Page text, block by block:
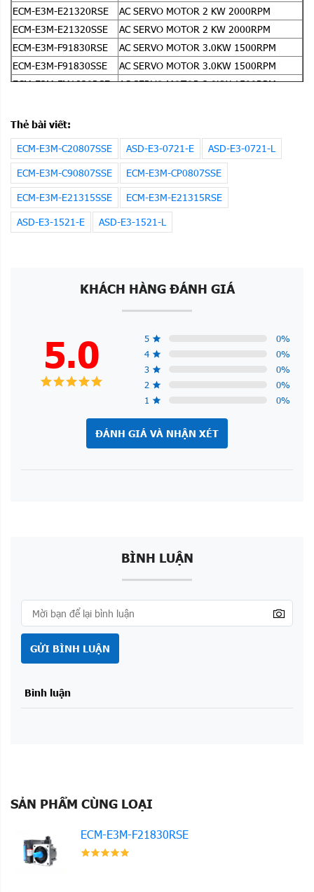
ECM-E3M-E21320RSE
AC SERVO MOTOR 2 KW 2000RPM
ECM-E3M-E21320SSE
AC SERVO MOTOR 2 KW 2000RPM
ECM-E3M-F91830RSE
AC SERVO MOTOR 3.0KW 1500RPM
ECM-E3M-F91830SSE
AC SERVO MOTOR 3.0KW 1500RPM
ECM-E3M-FM1830RSE
AC SERVO MOTOR 3.0KW 1500RPM
ECM-E3M-FP1830RSE
ECM-E3M-FP1830SSE
AC SERVO MOTOR 3.0KW 1500RPM
ECM-E3M-FR1830RSE
AC SERVO MOTOR 3.0KW 1500RPM
ECM-E3M-FR1830SSE
AC SERVO MOTOR 3.0KW 1500RPM
Thẻ bài viết:
ECM-E3M-C20807SSE ASD-E3-0721-E
ASD-E3-0721-L
ECM-E3M-C90807SSE
ECM-E3M-CP0807SSE
ECM-E3M-E21315SSE
ECM-E3M-E21315RSE
ASD-E3-1521-E
ASD-E3-1521-L
KHÁCH HÀNG ĐÁNH GIÁ
5.0 5 0%
4
0%
3
0%
2
0%
1
0%
ĐÁNH GIÁ VÀ NHẬN XÉT
BÌNH LUẬN
GỬI BÌNH LUẬN
Bình luận
SẢN PHẨM CÙNG LOẠI
ECM-E3M-F21830RSE